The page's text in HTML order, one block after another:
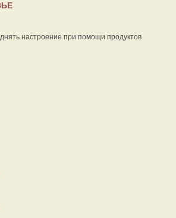
настроение при помощи продуктов